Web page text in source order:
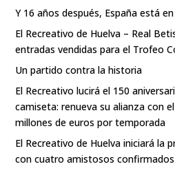
Y 16 años después, España está
El Recreativo de Huelva – Real
entradas vendidas para el Trofeo
Un partido contra la historia
El Recreativo lucirá el 150
camiseta: renueva su alianza con
millones de euros por temporada
El Recreativo de Huelva iniciará la
con cuatro amistosos confirmados